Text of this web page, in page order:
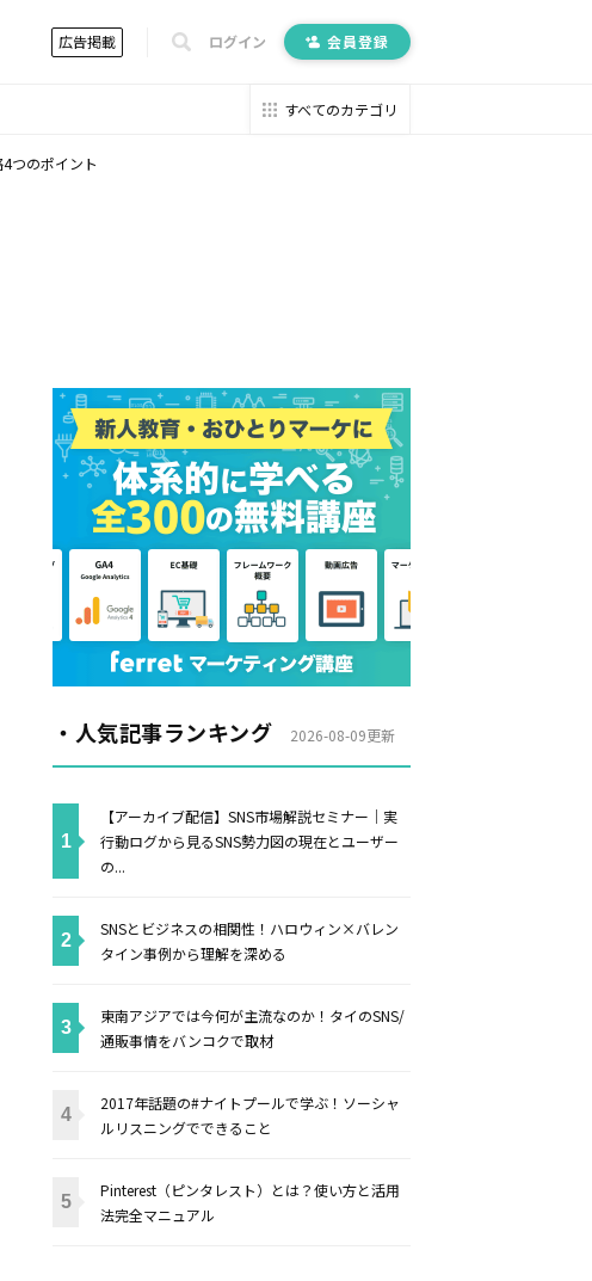
広告掲載 ログイン 会員登録
すべてのカテゴリ
つのポイント
・人気記事ランキング 2026-08-09更新
【アーカイブ配信】SNS市場解説セミナー｜実
行動ログから見るSNS勢力図の現在とユーザー
の...
SNSとビジネスの相関性！ハロウィン×バレン
タイン事例から理解を深める
東南アジアでは今何が主流なのか！タイのSNS/
通販事情をバンコクで取材
2017年話題の#ナイトプールで学ぶ！ソーシャ
ルリスニングでできること
Pinterest（ピンタレスト）とは？使い方と活用
法完全マニュアル